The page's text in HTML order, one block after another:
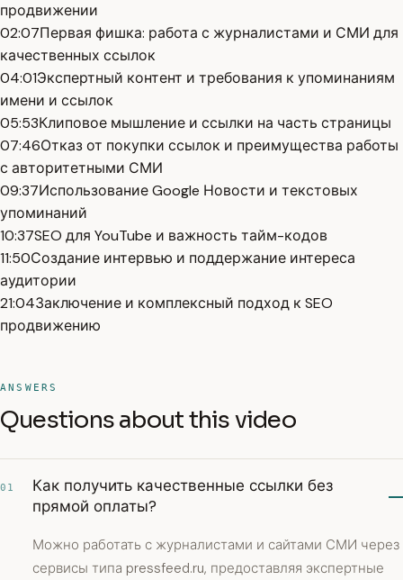
продвижении
02:07Первая фишка: работа с журналистами и СМИ для
качественных ссылок
04:01Экспертный контент и требования к упоминаниям
имени и ссылок
05:53Клиповое мышление и ссылки на часть страницы
07:46Отказ от покупки ссылок и преимущества работы
с авторитетными СМИ
09:37Использование Google Новости и текстовых
упоминаний
10:37SEO для YouTube и важность тайм-кодов
11:50Создание интервью и поддержание интереса
аудитории
21:04Заключение и комплексный подход к SEO
продвижению
ANSWERS
Questions about this video
01
Как получить качественные ссылки без
прямой оплаты?
Можно работать с журналистами и сайтами СМИ через
сервисы типа pressfeed.ru, предоставляя экспертные